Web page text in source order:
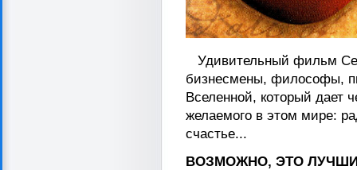
Удивительный фильм
бизнесмены, философы,
Вселенной, который дает
желаемого в этом мире:
счастье...
ВОЗМОЖНО, ЭТО